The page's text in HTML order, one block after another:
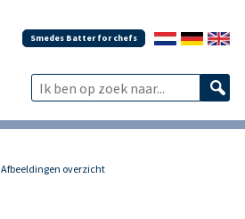
Smedes Batter for chefs
Afbeeldingen overzicht